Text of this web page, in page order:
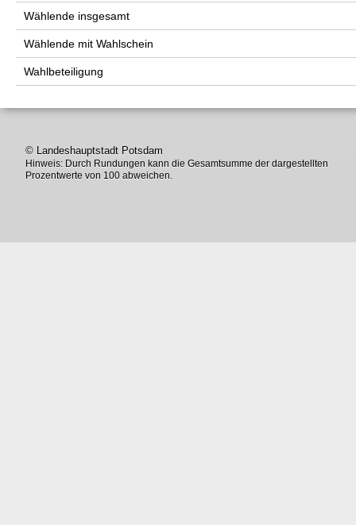
Wählende insgesamt
Wählende mit Wahlschein
Wahlbeteiligung
© Landeshauptstadt Potsdam
Hinweis: Durch Rundungen kann die Gesamtsumme der dargestellten
Prozentwerte von 100 abweichen.